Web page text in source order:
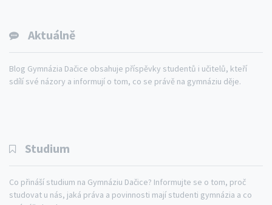
Aktuálně
Blog Gymnázia Dačice obsahuje příspěvky studentů i učitelů, kteří
sdílí své názory a informují o tom, co se právě na gymnáziu děje.
Studium
Co přináší studium na Gymnáziu Dačice? Informujte se o tom, proč
studovat u nás, jaká práva a povinnosti mají studenti gymnázia a co